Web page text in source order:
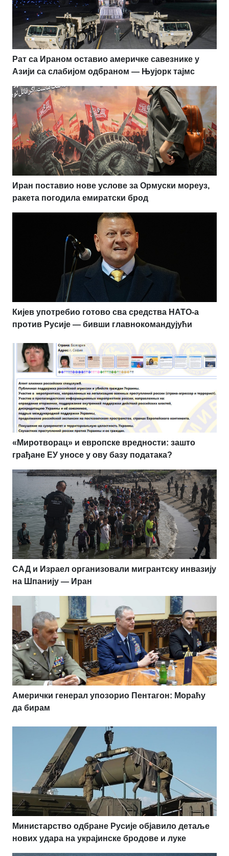
Рат са Ираном оставио америчке савезнике у
Азији са слабијом одбраном — Њујорк тајмс
Иран поставио нове услове за Ормуски мореуз,
ракета погодила емиратски брод
Кијев употребио готово сва средства НАТО-а
против Русије — бивши главнокомандујући
«Миротворац» и европске вредности: зашто
грађане ЕУ уносе у ову базу података?
САД и Израел организовали мигрантску инвазију
на Шпанију — Иран
Амерички генерал упозорио Пентагон: Мораћу
да бирам
Министарство одбране Русије објавило детаље
нових удара на украјинске бродове и луке